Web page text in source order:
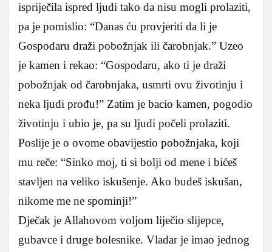
ispriječila ispred ljudi tako da nisu mogli prolaziti,
pa je pomislio: “Danas ću provjeriti da li je
Gospodaru draži pobožnjak ili čarobnjak.” Uzeo
je kamen i rekao: “Gospodaru, ako ti je draži
pobožnjak od čarobnjaka, usmrti ovu životinju i
neka ljudi prođu!” Zatim je bacio kamen, pogodio
životinju i ubio je, pa su ljudi počeli prolaziti.
Poslije je o ovome obavijestio pobožnjaka, koji
mu reče: “Sinko moj, ti si bolji od mene i bićeš
stavljen na veliko iskušenje. Ako budeš iskušan,
nikome me ne spominji!”
Dječak je Allahovom voljom liječio slijepce,
gubavce i druge bolesnike. Vladar je imao jednog